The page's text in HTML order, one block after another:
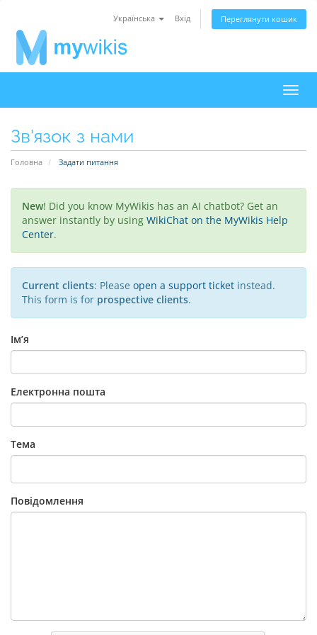
Українська Вхід Переглянути кошик
Зв'язок з нами
Головна Задати питання
New! Did you know MyWikis has an AI chatbot? Get an
answer instantly by using WikiChat on the MyWikis Help
Center.
Current clients: Please open a support ticket instead.
This form is for prospective clients.
Ім’я
Електронна пошта
Тема
Повідомлення